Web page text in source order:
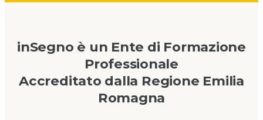
inSegno è un Ente di Formazione
Professionale
Accreditato dalla Regione Emilia
Romagna